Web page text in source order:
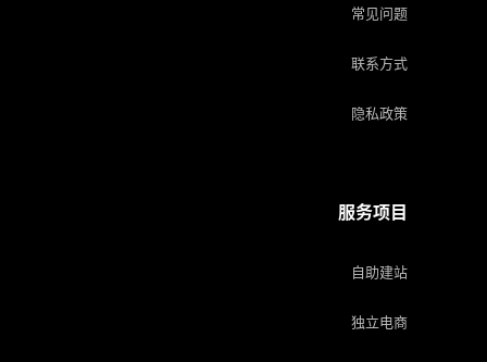
常见问题
联系方式
隐私政策
服务项目
自助建站
独立电商